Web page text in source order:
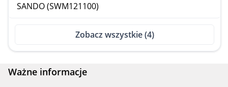
SANDO (SWM121100)
Zobacz wszystkie (4)
Ważne informacje